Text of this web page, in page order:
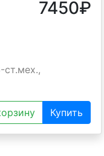
7450₽
ст.мех.,
Купить